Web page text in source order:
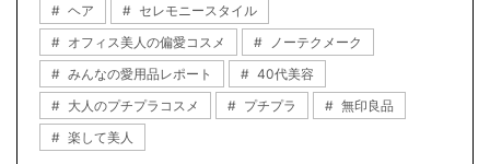
ヘア
セレモニースタイル
オフィス美人の偏愛コスメ
ノーテクメーク
みんなの愛用品レポート
40代美容
大人のプチプラコスメ
プチプラ
無印良品
楽して美人